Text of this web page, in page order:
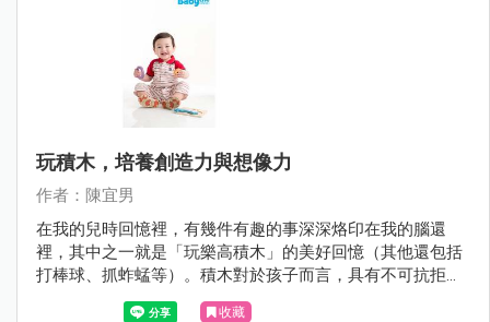
玩積木，培養創造力與想像力
作者：陳宜男
在我的兒時回憶裡，有幾件有趣的事深深烙印在我的腦還
裡，其中之一就是「玩樂高積木」的美好回憶（其他還包括
打棒球、抓蚱蜢等）。積木對於孩子而言，具有不可抗拒的
魔力，甚至連正在閱讀這篇文章的您都難以招架。玩積木的
收藏